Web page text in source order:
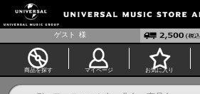
ゲスト 様
商品を探す マイページ お気に入り